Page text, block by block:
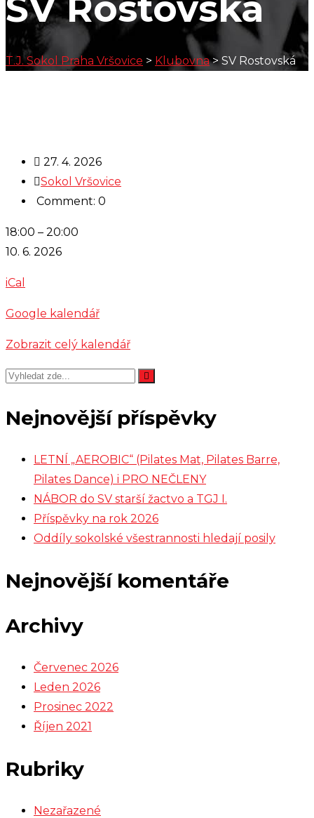
T.J. Sokol Praha Vršovice > Klubovna> SV Rostovská
27. 4. 2026
Sokol Vršovice
Comment: 0
SV
Rostovská
18:00 – 20:00
10. 6. 2026
iCal
Google kalendář
Zobrazit celý kalendář
Nejnovější příspěvky
LETNÍ „AEROBIC“ (Pilates Mat, Pilates Barre,
Pilates Dance) i PRO NEČLENY
NÁBOR do SV starší žactvo a TGJ I.
Příspěvky na rok 2026
Oddíly sokolské všestrannosti hledají posily
Nejnovější komentáře
Archivy
Červenec 2026
Leden 2026
Prosinec 2022
Říjen 2021
Rubriky
Nezařazené